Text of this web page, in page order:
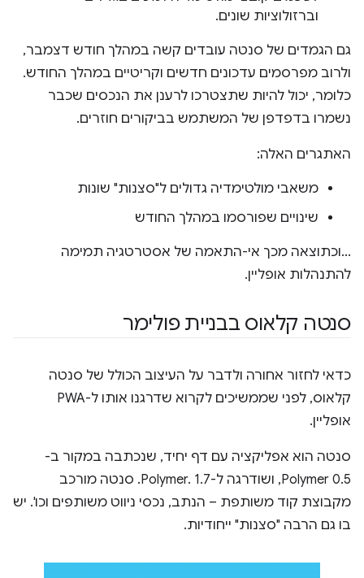
וברזולוציות שונים.
גם הגמדים של סנטה עובדים קשה במהלך חודש דצמבר,
ולרוב מפרסמים עדכונים חדשים וקריטיים במהלך החודש.
כלומר, יכול להיות שתצטרכו לרענן את הנכסים שכבר
נשמרו בדפדפן של המשתמש בביקורים חוזרים.
האתגרים האלה:
משאבי מולטימדיה גדולים ל"סצנות" שונות
שינויים שפורסמו במהלך החודש
...וכתוצאה מכך אי-התאמה של אסטרטגיה תמימה
להתנהלות אופליין.
סנטה קלאוס בבניית פולימר
כדאי לחזור אחורה ולדבר על העיצוב הכולל של סנטה
קלאוס, לפני שממשיכים לקרוא שדרגנו אותו ל-PWA
אופליין.
סנטה הוא אפליקציה עם דף יחיד, שנכתבה במקור ב-
Polymer 0.5, ושודרגה ל-Polymer. 1.7. סנטה מורכב
מקבוצת קוד משותפת – הנתב, נכסי ניווט משותפים וכו'. יש
בו גם הרבה "סצנות" ייחודיות.